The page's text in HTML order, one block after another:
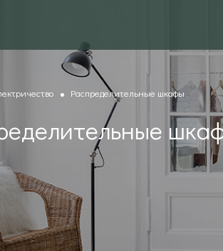
Распределительные шкафы